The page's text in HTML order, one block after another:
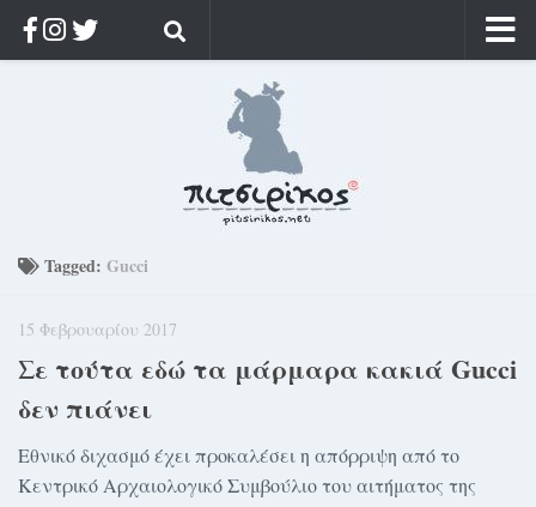
Ρίζα & Διάρκεια
Διαφήμιση
Γίνετε συνδρομητής
Μόνο για συνδρομητές
Log in
Tagged: Gucci
15 Φεβρουαρίου 2017
Σε τούτα εδώ τα μάρμαρα κακιά Gucci
δεν πιάνει
Εθνικό διχασμό έχει προκαλέσει η απόρριψη από το
Κεντρικό Αρχαιολογικό Συμβούλιο του αιτήματος της